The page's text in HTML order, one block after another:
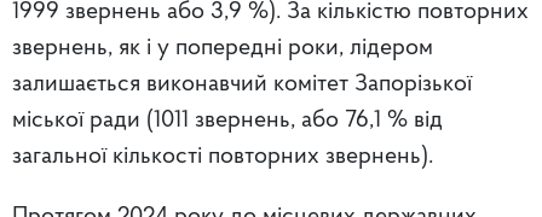
1999 звернень або 3,9 %). За кількістю повторних
звернень, як і у попередні роки, лідером
залишається виконавчий комітет Запорізької
міської ради (1011 звернень, або 76,1 % від
загальної кількості повторних звернень).